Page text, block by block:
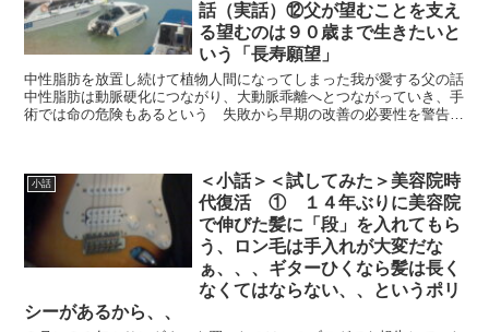
話（実話）⑫父が望むことを支え
る望むのは９０歳まで生きたいと
いう「長寿願望」
中性脂肪を放置し続けて植物人間になってしまった我が愛する父の話
中性脂肪は動脈硬化につながり、大動脈乖離へとつながっていき、手
術では命の危険もあるという 失敗から早期の改善の必要性を警告す
小話
＜小話＞＜試してみた＞美容院時
代復活 ① １４年ぶりに美容院
で伸びた髪に「段」を入れてもら
う、ロン毛は手入れが大変だな
ぁ、、、ギターひくなら髪は長く
なくてはならない、、というポリ
シーがあるから、、